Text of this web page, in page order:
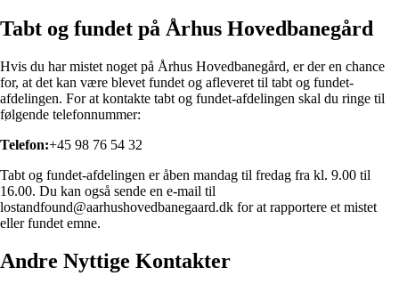
Tabt og fundet på Århus Hovedbanegård
Hvis du har mistet noget på Århus Hovedbanegård, er der en chance
for, at det kan være blevet fundet og afleveret til tabt og fundet-
afdelingen. For at kontakte tabt og fundet-afdelingen skal du ringe til
følgende telefonnummer:
Telefon:+45 98 76 54 32
Tabt og fundet-afdelingen er åben mandag til fredag ​​fra kl. 9.00 til
16.00. Du kan også sende en e-mail til
lostandfound@aarhushovedbanegaard.dk for at rapportere et mistet
eller fundet emne.
Andre Nyttige Kontakter